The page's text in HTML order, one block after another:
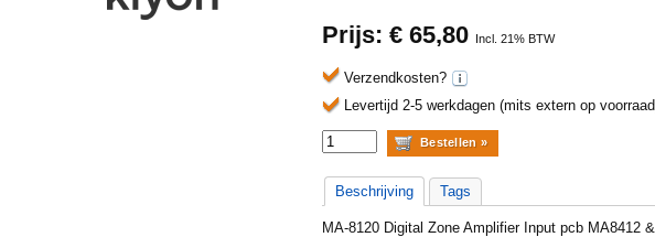
Prijs: € 65,80 Incl. 21% BTW
Verzendkosten?
Levertijd 2-5 werkdagen (mits extern op
Beschrijving Tags
MA-8120 Digital Zone Amplifier Input pcb MA8412